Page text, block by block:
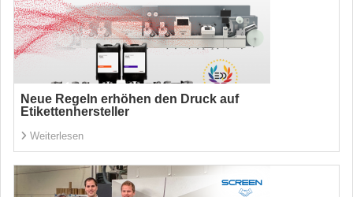
Neue Regeln erhöhen den Druck auf
Etikettenhersteller
Weiterlesen